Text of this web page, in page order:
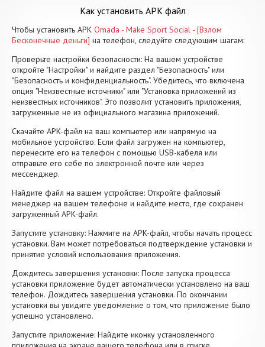
Как установить APK файл
Чтобы установить APK Omada - Make Sport Social - [Взлом
Бесконечные деньги] на телефон, следуйте следующим шагам:
Проверьте настройки безопасности: На вашем устройстве
откройте "Настройки" и найдите раздел "Безопасность" или
"Безопасность и конфиденциальность". Убедитесь, что включена
опция "Неизвестные источники" или "Установка приложений из
неизвестных источников". Это позволит установить приложения,
загруженные не из официального магазина приложений.
Скачайте APK-файл на ваш компьютер или напрямую на
мобильное устройство. Если файл загружен на компьютер,
перенесите его на телефон с помощью USB-кабеля или
отправьте его себе по электронной почте или через
мессенджер.
Найдите файл на вашем устройстве: Откройте файловый
менеджер на вашем телефоне и найдите место, где сохранен
загруженный APK-файл.
Запустите установку: Нажмите на APK-файл, чтобы начать процесс
установки. Вам может потребоваться подтверждение установки и
принятие условий использования приложения.
Дождитесь завершения установки: После запуска процесса
установки приложение будет автоматически установлено на ваш
телефон. Дождитесь завершения установки. По окончании
установки вы увидите уведомление о том, что приложение было
успешно установлено.
Запустите приложение: Найдите иконку установленного